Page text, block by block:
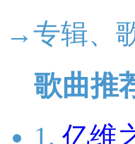
→专辑、
歌曲推
1. 亿维